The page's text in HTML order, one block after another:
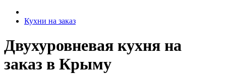
Кухни на заказ
Двухуровневая кухня на
заказ в Крыму